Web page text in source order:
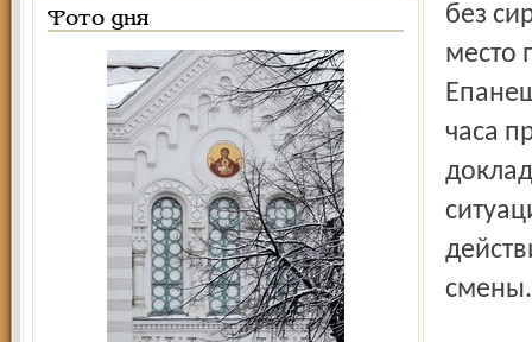
Фото дня
без
место
часа
смены.